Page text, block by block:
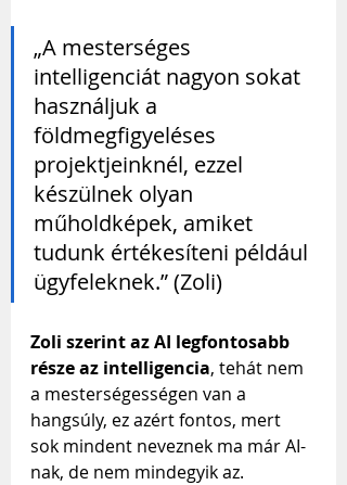
„A mesterséges
intelligenciát nagyon sokat
használjuk a
földmegfigyeléses
projektjeinknél, ezzel
készülnek olyan
műholdképek, amiket
tudunk értékesíteni például
ügyfeleknek.” (Zoli)
Zoli szerint az AI legfontosabb
része az intelligencia, tehát nem
a mesterségességen van a
hangsúly, ez azért fontos, mert
sok mindent neveznek ma már AI-
nak, de nem mindegyik az.